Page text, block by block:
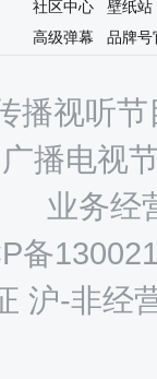
社区中心
壁纸站
高级弹幕
品牌号
播视听
广播电视
业务经
备
沪-非经